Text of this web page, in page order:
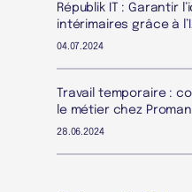
Républik IT : Garantir
intérimaires grâce à
04.07.2024
Travail temporaire :
le métier chez
28.06.2024